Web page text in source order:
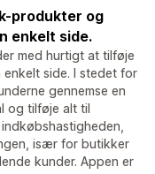
produkter og
enkelt side.
med hurtigt at tilføje
side. I stedet for
gennemse en
og tilføje alt til
især for butikker
kunder. Appen er